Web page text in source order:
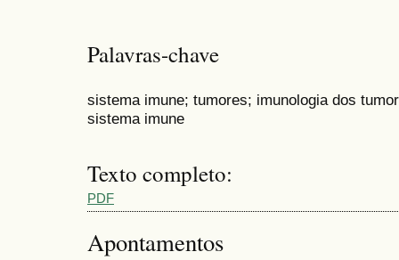
Palavras-chave
sistema imune; tumores; imunologia dos
sistema imune
Texto completo:
PDF
Apontamentos